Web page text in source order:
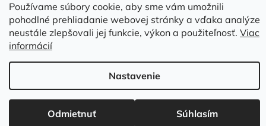
Používame súbory cookie, aby sme vám umožnili
pohodlné prehliadanie webovej stránky a vďaka analýze
neustále zlepšovali jej funkcie, výkon a použiteľnosť. Viac
informácií
Nastavenie
Odmietnuť Súhlasím